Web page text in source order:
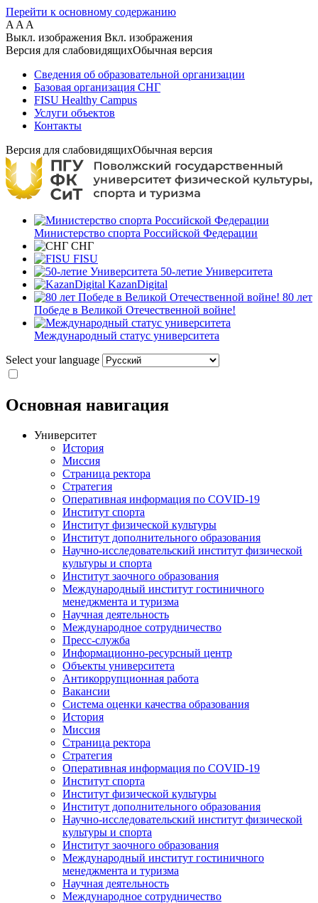
Перейти к основному содержанию
A A A
Выкл. изображения Вкл. изображения
Версия для слабовидящихОбычная версия
Сведения об образовательной организации
Базовая организация СНГ
FISU Healthy Campus
Услуги объектов
Контакты
Версия для слабовидящихОбычная версия
Министерство спорта Российской Федерации
СНГ
FISU
50-летие Университета
KazanDigital
80 лет
Победе в Великой Отечественной войне!
Международный статус университета
Select your language
Основная навигация
Университет
История
Миссия
Страница ректора
Стратегия
Оперативная информация по COVID-19
Институт спорта
Институт физической культуры
Институт дополнительного образования
Научно-исследовательский институт физической
культуры и спорта
Институт заочного образования
Международный институт гостиничного
менеджмента и туризма
Научная деятельность
Международное сотрудничество
Пресс-служба
Информационно-ресурсный центр
Объекты университета
Антикоррупционная работа
Вакансии
Система оценки качества образования
История
Миссия
Страница ректора
Стратегия
Оперативная информация по COVID-19
Институт спорта
Институт физической культуры
Институт дополнительного образования
Научно-исследовательский институт физической
культуры и спорта
Институт заочного образования
Международный институт гостиничного
менеджмента и туризма
Научная деятельность
Международное сотрудничество